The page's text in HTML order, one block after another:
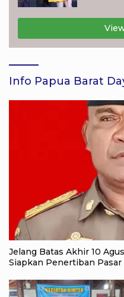
Info Papua Barat
Jelang Batas Akhir 10
Siapkan Penertiban Pasar